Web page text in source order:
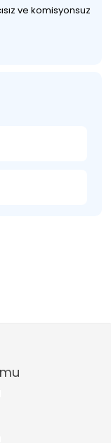
ve komisyonsuz